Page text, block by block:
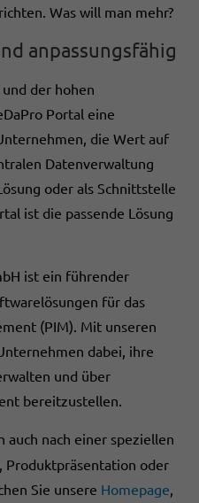
Was will man mehr?
anpassungsfähig
der hohen
Portal eine
die Wert auf
Datenverwaltung
oder als Schnittstelle
ist die passende Lösung
ist ein führender
für das
(PIM). Mit unseren
dabei, ihre
und über
bereitzustellen.
auch nach einer speziellen
Produktpräsentation oder
Sie unsere Homepage